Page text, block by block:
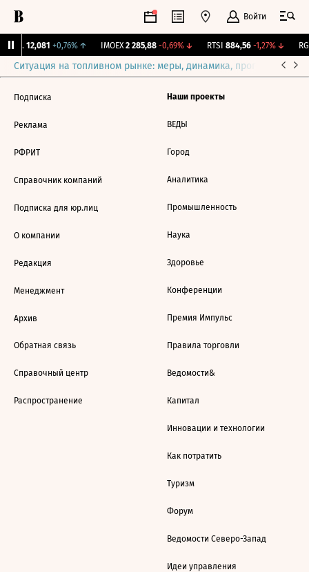
Войти
12,081 +0,76%↑ IMOEX 2 285,88 -0,69%↓ RTSI 884,56 -1,27%↓
Ситуация на топливном рынке: меры, динамика, прогнозы
Подписка
Реклама
РФРИТ
Справочник компаний
Подписка для юр.лиц
О компании
Редакция
Менеджмент
Архив
Обратная связь
Справочный центр
Распространение
Наши проекты
ВЕДЫ
Город
Аналитика
Промышленность
Наука
Здоровье
Конференции
Премия Импульс
Правила торговли
Ведомости&
Капитал
Инновации и технологии
Как потратить
Туризм
Форум
Ведомости Северо-Запад
Идеи управления